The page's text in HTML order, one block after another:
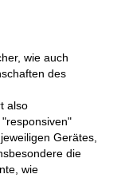
wie auch
des
also
Gerätes,
die
wie